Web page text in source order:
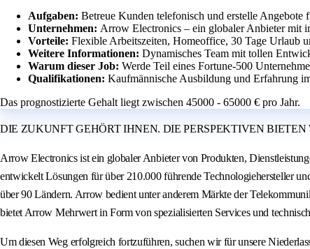
Aufgaben: Betreue Kunden telefonisch und erstelle Angebote
Unternehmen: Arrow Electronics – ein globaler Anbieter mit
Vorteile: Flexible Arbeitszeiten, Homeoffice, 30 Tage Urlaub
Weitere Informationen: Dynamisches Team mit tollen
Warum dieser Job: Werde Teil eines Fortune-500
Qualifikationen: Kaufmännische Ausbildung und Erfahrung
Das prognostizierte Gehalt liegt zwischen 45000 - 65000 € pro Jahr.
DIE ZUKUNFT GEHÖRT IHNEN. DIE PERSPEKTIVEN BIETEN
Arrow Electronics ist ein globaler Anbieter von Produkten,
entwickelt Lösungen für über 210.000 führende Technologiehersteller
über 90 Ländern. Arrow bedient unter anderem Märkte der
bietet Arrow Mehrwert in Form von spezialisierten Services und
Um diesen Weg erfolgreich fortzuführen, suchen wir für unsere